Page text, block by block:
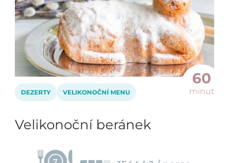
60
minut
DEZERTY VELIKONOČNÍ MENU
Velikonoční beránek
7